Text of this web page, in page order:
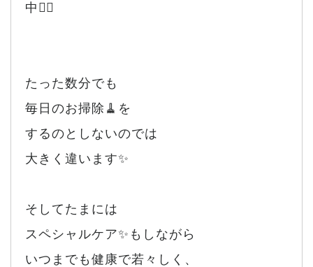
中💁‍♀️
たった数分でも
毎日のお掃除🧹を
するのとしないのでは
大きく違います✨
そしてたまには
スペシャルケア✨もしながら
いつまでも健康で若々しく、